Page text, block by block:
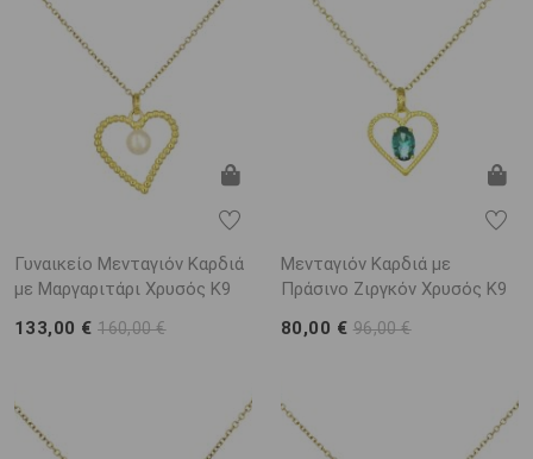
Γυναικείο Μενταγιόν Καρδιά
με Μαργαριτάρι Χρυσός K9
133,00 €160,00 €
Μενταγιόν Καρδιά με
Πράσινο Ζιργκόν Χρυσός K9
80,00 € 96,00 €